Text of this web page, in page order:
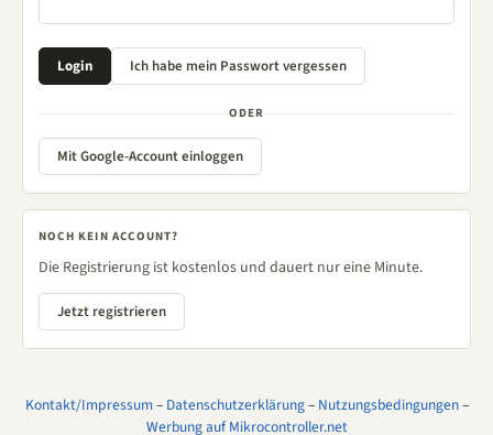
ODER
Mit Google-Account einloggen
NOCH KEIN ACCOUNT?
Die Registrierung ist kostenlos und dauert nur eine Minute.
Jetzt registrieren
Kontakt/Impressum– Datenschutzerklärung– Nutzungsbedingungen–
Werbung auf Mikrocontroller.net